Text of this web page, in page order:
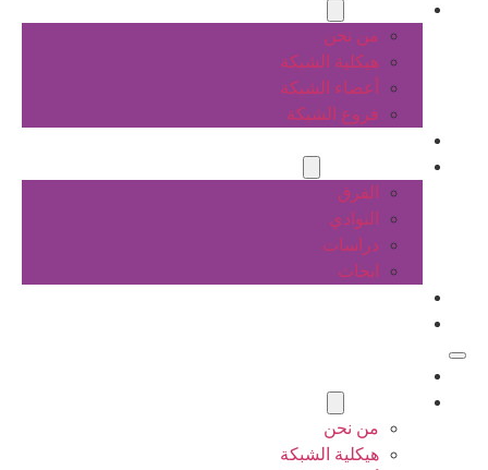
من نحن
هيكلية الشبكة
أعضاء الشبكة
فروع الشبكة
الفرق
النوادي
دراسات
ابحاث
من نحن
هيكلية الشبكة